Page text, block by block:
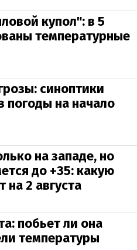
купол": в 5
температурные
синоптики
погоды на начало
на западе, но
до +35: какую
на 2 августа
побьет ли она
температуры